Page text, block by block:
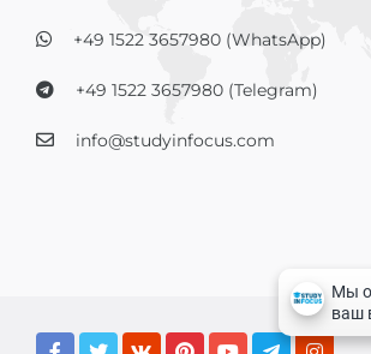
+49 1522 3657980 (WhatsApp)
+49 1522 3657980 (Telegram)
info@studyinfocus.com